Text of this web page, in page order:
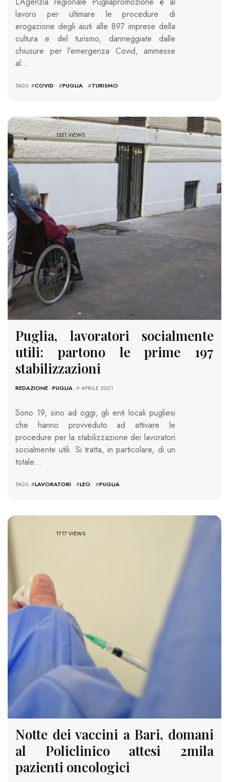
lavoro per ultimare le procedure di
erogazione degli aiuti alle 897 imprese della
cultura e del turismo, danneggiate dalle
chiusure per l’emergenza Covid, ammesse
al…
TAGS: #COVID #PUGLIA #TURISMO
1351 VIEWS
Puglia, lavoratori socialmente
utili: partono le prime 197
stabilizzazioni
REDAZIONE-PUGLIA- 9 APRILE 2021
Sono 19, sino ad oggi, gli enti locali pugliesi
che hanno provveduto ad attivare le
procedure per la stabilizzazione dei lavoratori
socialmente utili. Si tratta, in particolare, di un
totale…
TAGS: #LAVORATORI #LEO #PUGLIA
1717 VIEWS
Notte dei vaccini a Bari, domani
al Policlinico attesi 2mila
pazienti oncologici